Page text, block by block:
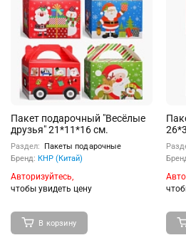
Пакет подарочный "Весёлые
друзья" 21*11*16 см.
Раздел:
Пакеты подарочные
Бренд: КНР (Китай)
Авторизуйтесь,
чтобы увидеть цену
В корзину